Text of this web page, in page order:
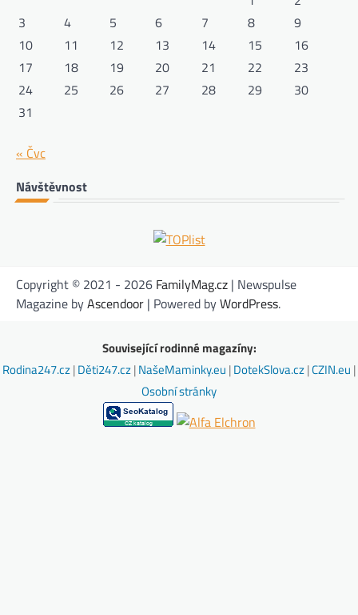
3
4 5 6 7 8
9
10
11 12 13 14 15
16
17
18 19 20 21 22
23
24
25 26 27 28 29
30
31
« Čvc
Návštěvnost
Copyright © 2021 - 2026 FamilyMag.cz | Newspulse
Magazine byAscendoor | Powered byWordPress.
Související rodinné magazíny:
Rodina247.cz|Děti247.cz|NašeMaminky.eu |DotekSlova.cz|CZIN.eu |
Osobní stránky